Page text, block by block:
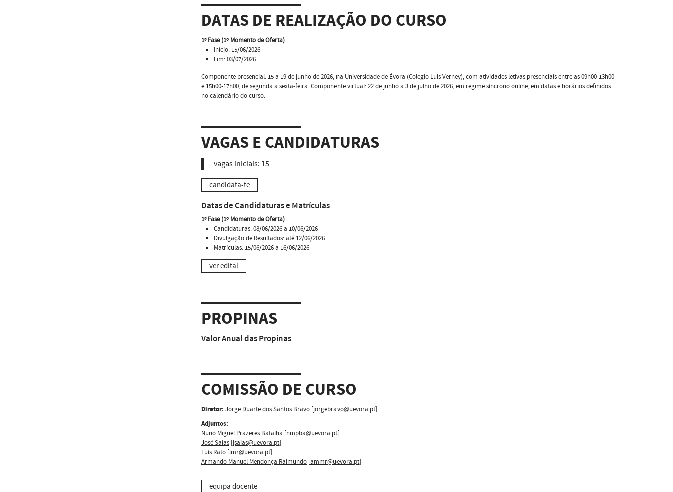
DATAS DE REALIZAÇÃO DO CURSO
1ª Fase (1º Momento de Oferta)
Início: 15/06/2026
Fim: 03/07/2026
Componente presencial: 15 a 19 de junho de 2026, na Universidade de Évora (Colegio Luis Verney), com atividades letivas presenciais entre as 09h00-13h00
e 15h00-17h00, de segunda a sexta-feira. Componente virtual: 22 de junho a 3 de julho de 2026, em regime síncrono online, em datas e horários definidos
no calendário do curso.
VAGAS E CANDIDATURAS
vagas iniciais: 15
candidata-te
Datas de Candidaturas e Matrículas
1ª Fase (1º Momento de Oferta)
Candidaturas: 08/06/2026 a 10/06/2026
Divulgação de Resultados: até 12/06/2026
Matrículas: 15/06/2026 a 16/06/2026
ver edital
PROPINAS
Valor Anual das Propinas
COMISSÃO DE CURSO
Diretor: Jorge Duarte dos Santos Bravo [jorgebravo@uevora.pt]
Adjuntos:
Nuno Miguel Prazeres Batalha [nmpba@uevora.pt]
José Saias [jsaias@uevora.pt]
Luís Rato [lmr@uevora.pt]
Armando Manuel Mendonça Raimundo [ammr@uevora.pt]
equipa docente